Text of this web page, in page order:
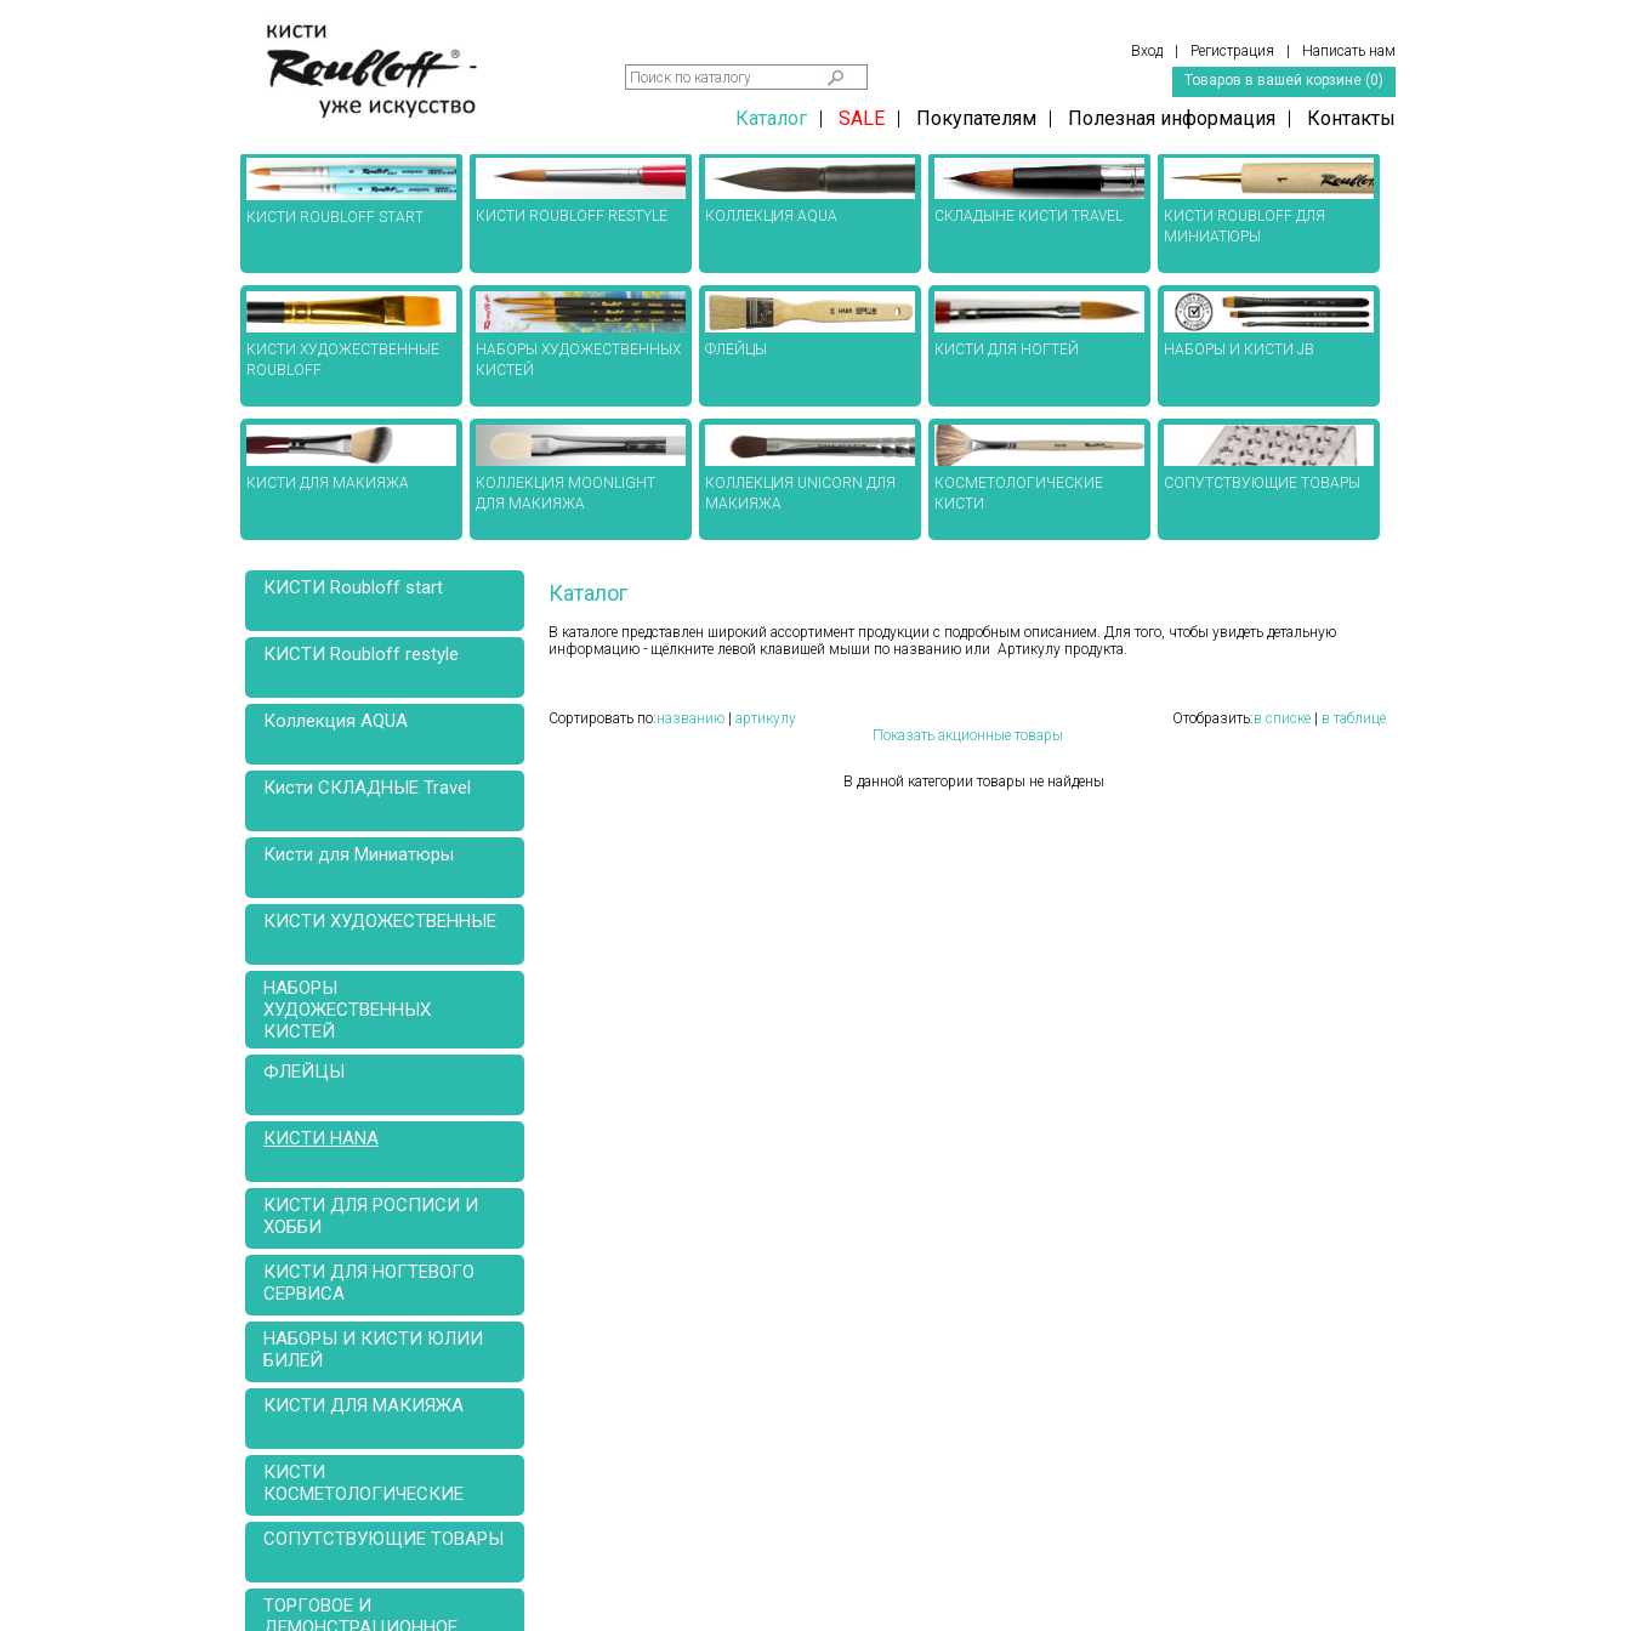
Вход Регистрация
Написать нам
Товаров в вашей корзине (0)
Каталог | SALE | Покупателям | Полезная информация | Контакты
КИСТИ ROUBLOFF START КИСТИ ROUBLOFF RESTYLE КОЛЛЕКЦИЯ AQUA СКЛАДЫНЕ КИСТИ TRAVEL
КИСТИ ROUBLOFF ДЛЯ
МИНИАТЮРЫ
КИСТИ ХУДОЖЕСТВЕННЫЕ
ROUBLOFF
НАБОРЫ ХУДОЖЕСТВЕННЫХ
КИСТЕЙ
ФЛЕЙЦЫ КИСТИ ДЛЯ НОГТЕЙ НАБОРЫ И КИСТИ JB
КИСТИ ДЛЯ МАКИЯЖА
КОЛЛЕКЦИЯ MOONLIGHT
ДЛЯ МАКИЯЖА
КОЛЛЕКЦИЯ UNICORN ДЛЯ
МАКИЯЖА
КОСМЕТОЛОГИЧЕСКИЕ
КИСТИ
СОПУТСТВУЮЩИЕ ТОВАРЫ
КИСТИ Roubloff start
КИСТИ Roubloff restyle
Коллекция AQUA
Кисти СКЛАДНЫЕ Travel
Кисти для Миниатюры
КИСТИ ХУДОЖЕСТВЕННЫЕ
НАБОРЫ
ХУДОЖЕСТВЕННЫХ
КИСТЕЙ
ФЛЕЙЦЫ
КИСТИ HANA
КИСТИ ДЛЯ РОСПИСИ И
ХОББИ
КИСТИ ДЛЯ НОГТЕВОГО
СЕРВИСА
НАБОРЫ И КИСТИ ЮЛИИ
БИЛЕЙ
КИСТИ ДЛЯ МАКИЯЖА
КИСТИ
КОСМЕТОЛОГИЧЕСКИЕ
СОПУТСТВУЮЩИЕ ТОВАРЫ
ТОРГОВОЕ И
Каталог
В каталоге представлен широкий ассортимент продукции с подробным описанием. Для того, чтобы увидеть детальную
информацию - щёлкните левой клавишей мыши по названию или Артикулу продукта.
Сортировать по:названию артикулу Отобразить:в списке
в таблице
Показать акционные товары
В данной категории товары не найдены